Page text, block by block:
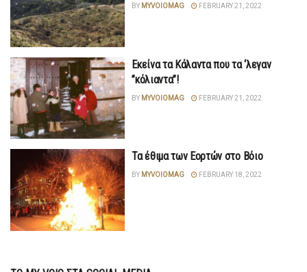
BY MYVOIOMAG FEBRUARY 21, 2022
Εκείνα τα Κάλαντα που τα ‘λεγαν
”κόλιαντα”!
BY MYVOIOMAG FEBRUARY 21, 2022
Τα έθιμα των Εορτών στο Βόιο
BY MYVOIOMAG FEBRUARY 18, 2022